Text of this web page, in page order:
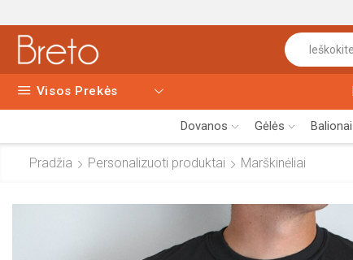
Visos Prekės
Dovanos Gėlės Balionai
Pradžia Personalizuoti produktai Marškinėliai